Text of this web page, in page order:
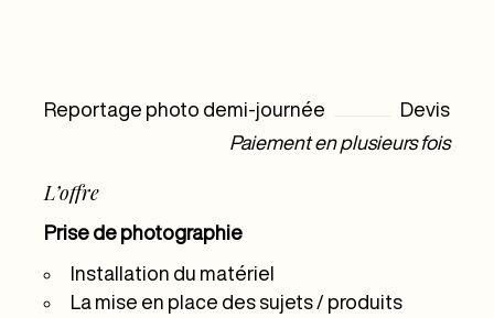
Reportage photo demi-journée
Devis
Paiement en plusieurs fois
L’offre
Prise de photographie
Installation du matériel
La mise en place des sujets / produits